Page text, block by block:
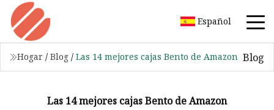
Español
Hogar / Blog / Las 14 mejores cajas Bento de Amazon Blog
Las 14 mejores cajas Bento de Amazon